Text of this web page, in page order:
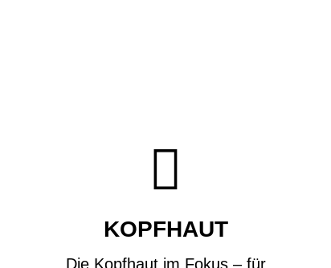

KOPFHAUT
Die Kopfhaut im Fokus – für